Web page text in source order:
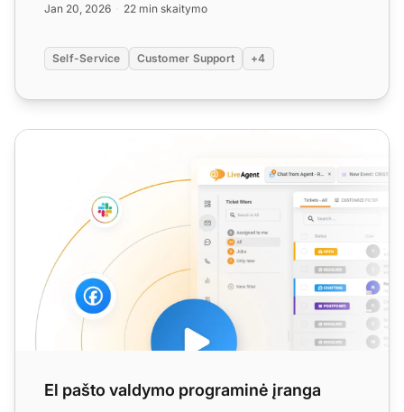
Jan 20, 2026 22 min skaitymo
Self-Service Customer Support +4
El pašto valdymo programinė įranga
El pašto valdymo programinė įranga